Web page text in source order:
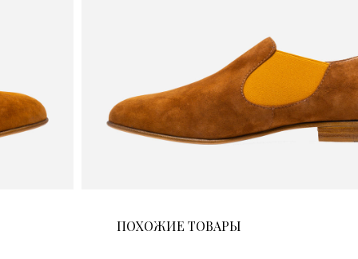
ПОХОЖИЕ ТОВАРЫ